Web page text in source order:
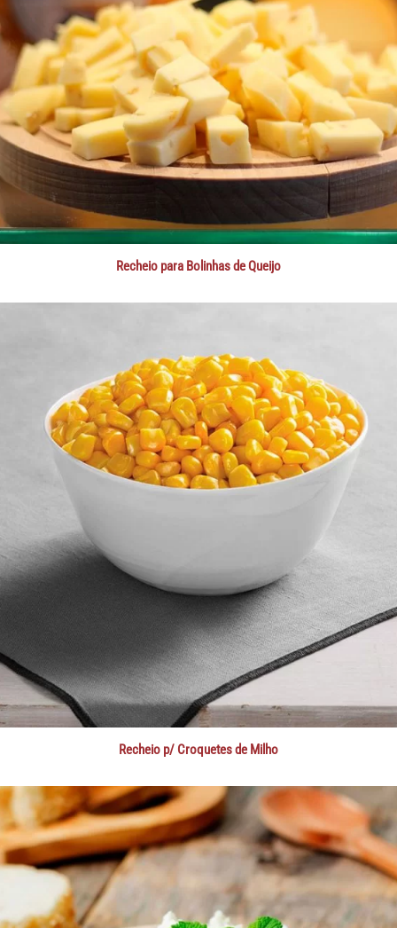
Recheio para Bolinhas de Queijo
Recheio p/ Croquetes de Milho